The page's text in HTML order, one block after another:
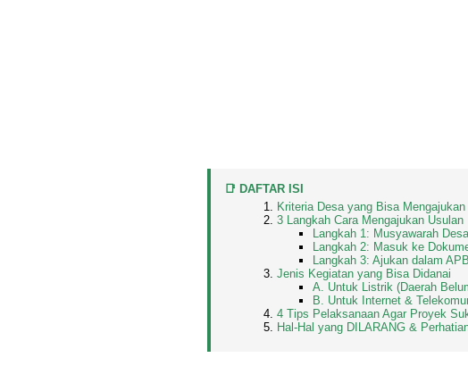
📑 DAFTAR ISI
Kriteria Desa yang Bisa Mengajukan
3 Langkah Cara Mengajukan Usulan
Langkah 1: Musyawarah
Langkah 2: Masuk ke
Langkah 3: Ajukan dalam
Jenis Kegiatan yang Bisa Didanai
A. Untuk Listrik (Daerah
B. Untuk Internet &
4 Tips Pelaksanaan Agar Proyek
Hal-Hal yang DILARANG &